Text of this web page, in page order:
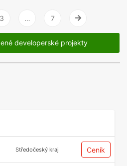
3 …
7
Vpravo
developerské projekty
Středočeský kraj Ceník